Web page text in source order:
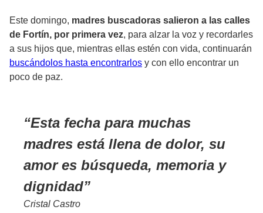
Este domingo, madres buscadoras salieron a las calles
de Fortín, por primera vez, para alzar la voz y recordarles
a sus hijos que, mientras ellas estén con vida, continuarán
buscándolos hasta encontrarlos y con ello encontrar un
poco de paz.
Esta fecha para muchas
madres está llena de dolor, su
amor es búsqueda, memoria y
dignidad
Cristal Castro